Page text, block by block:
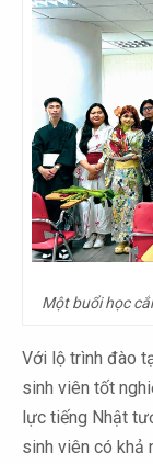
Một buổi học
Với lộ trình đào
sinh viên tốt
lực tiếng Nhật
sinh viên có khả